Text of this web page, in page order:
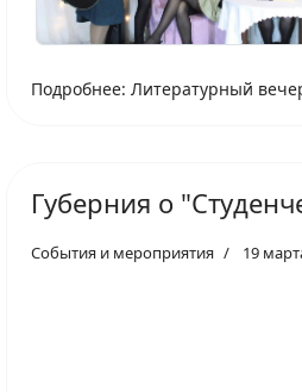
Подробнее: Литературный
Губерния о
События и мероприятия 19